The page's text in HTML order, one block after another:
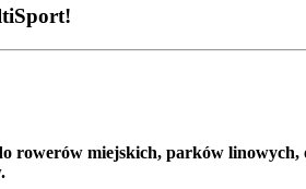
rowerów miejskich, parków